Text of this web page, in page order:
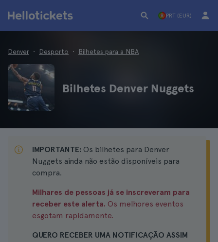
PRT (EUR)
Denver Desporto Bilhetes para a NBA
Bilhetes Denver Nuggets
IMPORTANTE: Os bilhetes para Denver
Nuggets ainda não estão disponíveis para
compra.
Milhares de pessoas já se inscreveram para
receber este alerta. Os melhores eventos
esgotam rapidamente.
QUERO RECEBER UMA NOTIFICAÇÃO ASSIM